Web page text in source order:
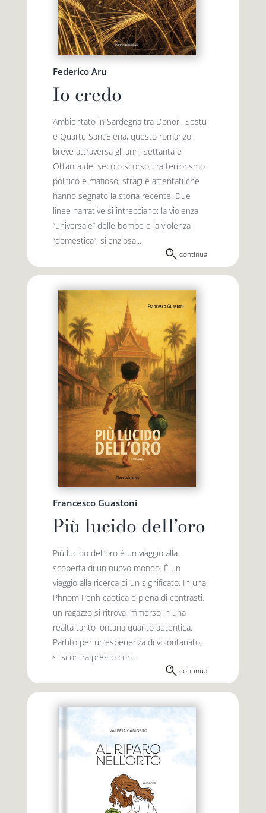
Federico Aru
Io credo
Ambientato in Sardegna tra Donori, Sestu
e Quartu Sant’Elena, questo romanzo
breve attraversa gli anni Settanta e
Ottanta del secolo scorso, tra terrorismo
politico e mafioso, stragi e attentati che
hanno segnato la storia recente. Due
linee narrative si intrecciano: la violenza
“universale” delle bombe e la violenza
“domestica”, silenziosa...
continua
Francesco Guastoni
Più lucido dell’oro
Più lucido dell’oro è un viaggio alla
scoperta di un nuovo mondo. È un
viaggio alla ricerca di un significato. In una
Phnom Penh caotica e piena di contrasti,
un ragazzo si ritrova immerso in una
realtà tanto lontana quanto autentica.
Partito per un’esperienza di volontariato,
si scontra presto con...
continua